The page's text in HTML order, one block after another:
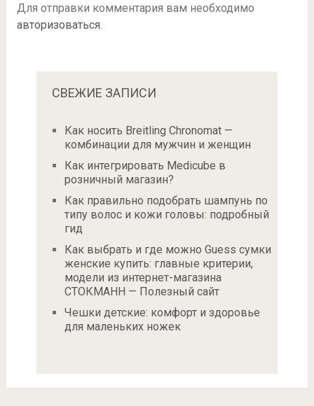
Для отправки комментария вам необходимо
авторизоваться.
СВЕЖИЕ ЗАПИСИ
Как носить Breitling Chronomat —
комбинации для мужчин и женщин
Как интегрировать Medicube в
розничный магазин?
Как правильно подобрать шампунь по
типу волос и кожи головы: подробный
гид
Как выбрать и где можно Guess сумки
женские купить: главные критерии,
модели из интернет-магазина
СТОКМАНН — Полезный сайт
Чешки детские: комфорт и здоровье
для маленьких ножек